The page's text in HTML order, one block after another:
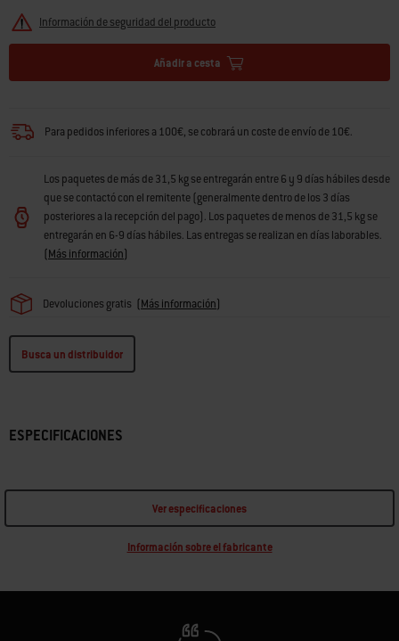
Información de seguridad del producto
Añadir a cesta
Para pedidos inferiores a 100€, se cobrará un coste de envío de 10€.
Los paquetes de más de 31,5 kg se entregarán entre 6 y 9 días hábiles desde
que se contactó con el remitente (generalmente dentro de los 3 días
posteriores a la recepción del pago). Los paquetes de menos de 31,5 kg se
entregarán en 6-9 días hábiles. Las entregas se realizan en días laborables.
(Más información)
Devoluciones gratis (Más información)
Busca un distribuidor
ESPECIFICACIONES
Ver especificaciones
Información sobre el fabricante